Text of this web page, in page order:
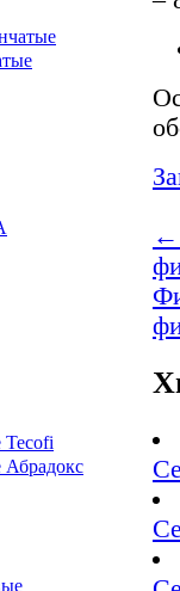
Tecofi
Абрадокс
←